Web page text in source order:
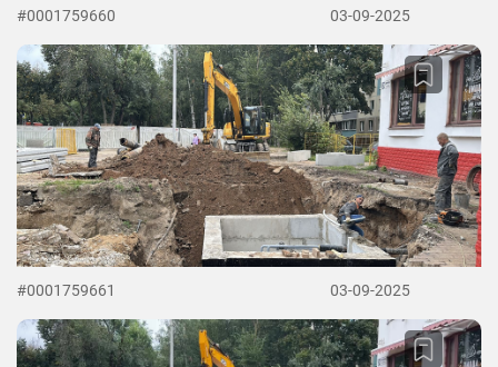
#0001759660 03-09-2025
#0001759661 03-09-2025